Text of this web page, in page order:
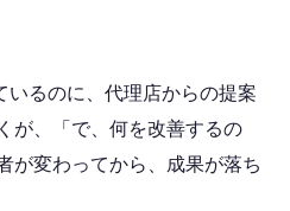
いるのに、代理店からの提案
が、「で、何を改善するの
が変わってから、成果が落ち